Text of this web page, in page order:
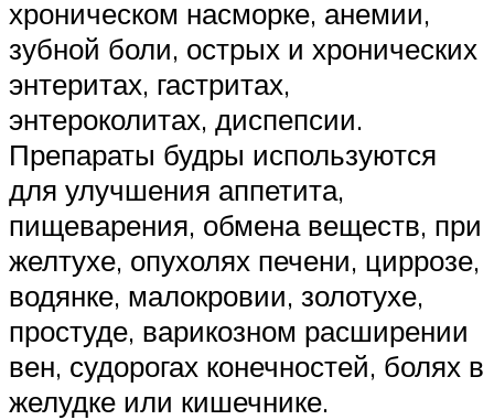
хроническом насморке, анемии,
зубной боли, острых и хронических
энтеритах, гастритах,
энтероколитах, диспепсии.
Препараты будры используются
для улучшения аппетита,
пищеварения, обмена веществ, при
желтухе, опухолях печени, циррозе,
водянке, малокровии, золотухе,
простуде, варикозном расширении
вен, судорогах конечностей, болях в
желудке или кишечнике.